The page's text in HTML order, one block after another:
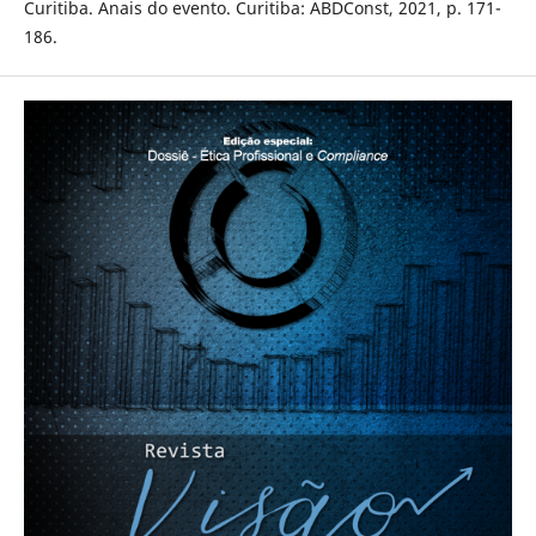
Curitiba. Anais do evento. Curitiba: ABDConst, 2021, p. 171-
186.